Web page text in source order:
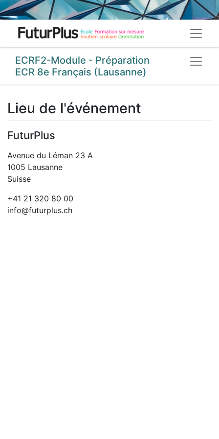
ECRF2-Module - Préparation
ECR 8e Français (Lausanne)
Lieu de l'événement
FuturPlus
Avenue du Léman 23 A
1005 Lausanne
Suisse
+41 21 320 80 00
info@futurplus.ch